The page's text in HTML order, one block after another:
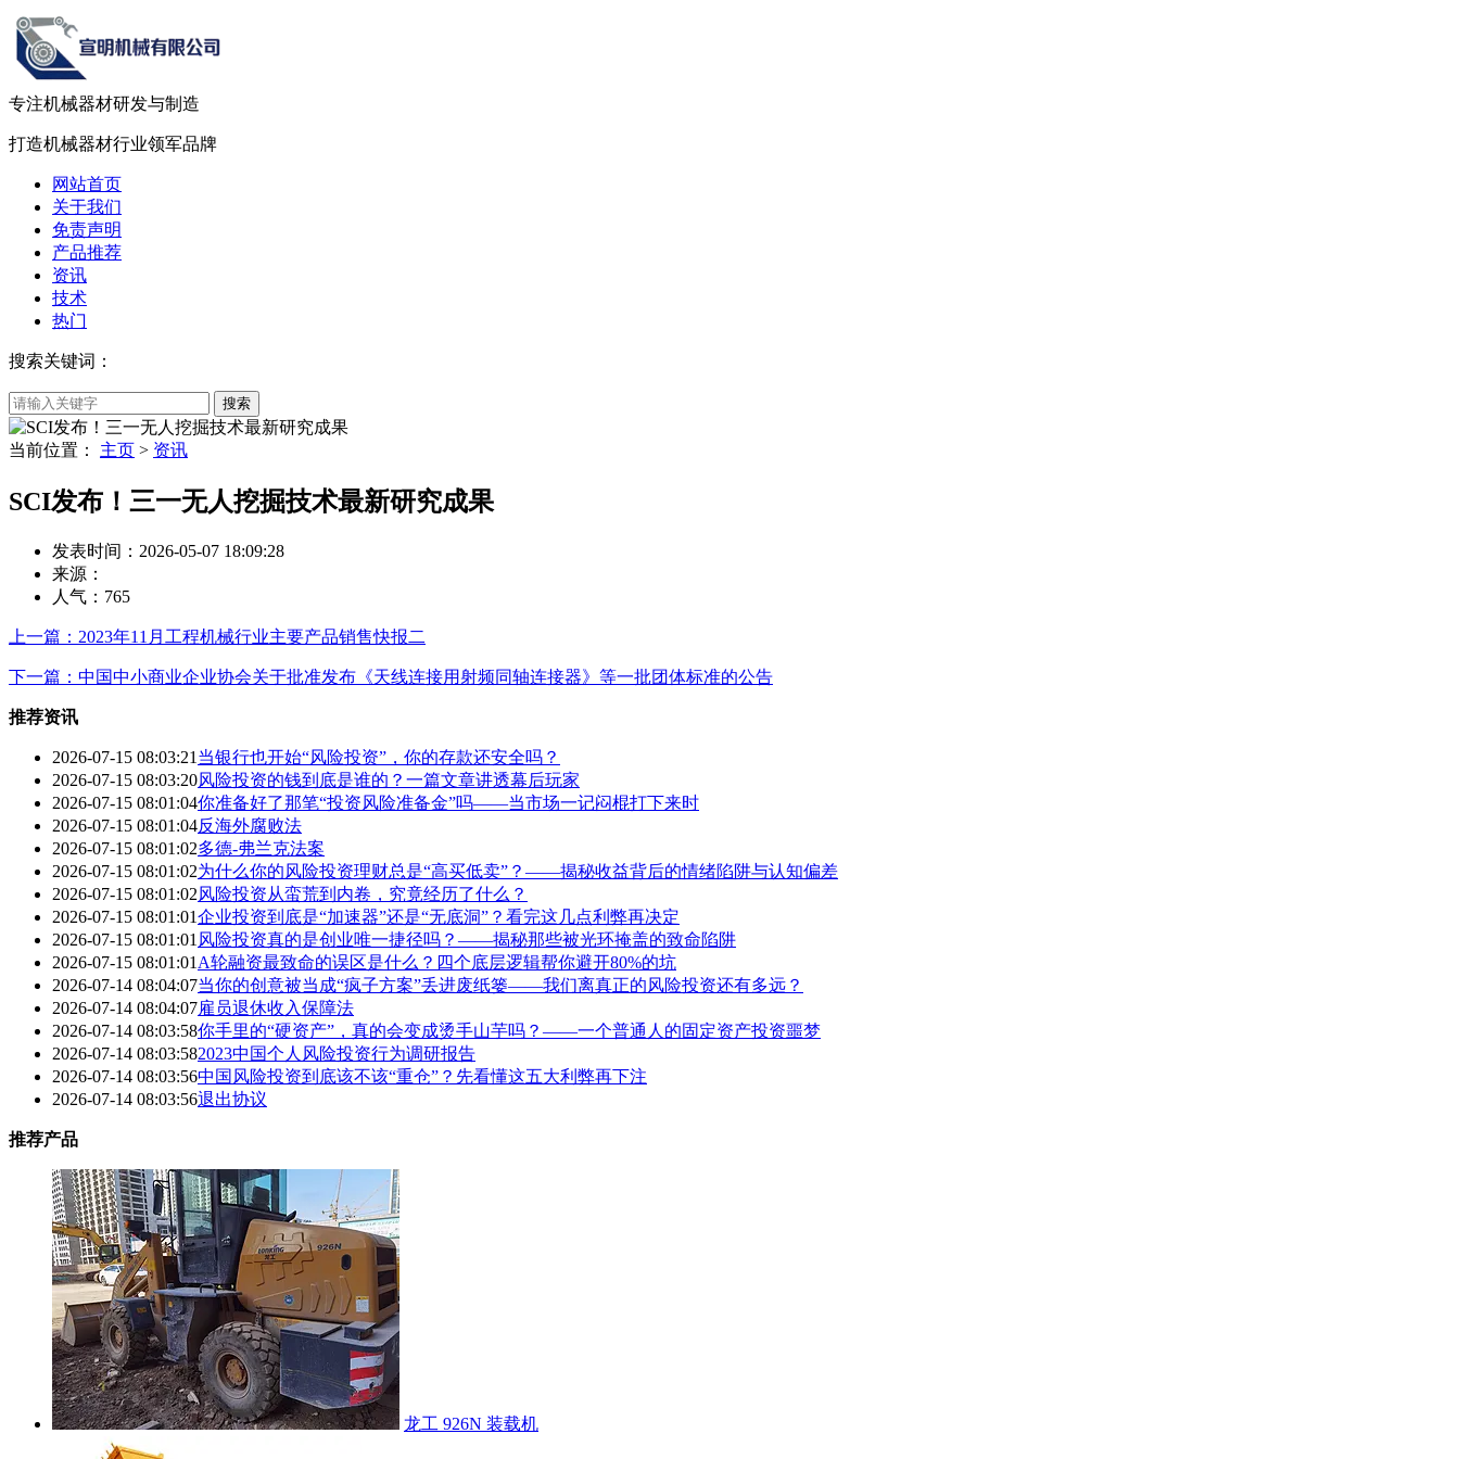
专注机械器材研发与制造
打造机械器材行业领军品牌
网站首页
关于我们
免责声明
产品推荐
资讯
技术
热门
搜索关键词：
当前位置： 主页 > 资讯
SCI发布！三一无人挖掘技术最新研究成果
发表时间：2026-05-07 18:09:28
来源：
人气： 765
上一篇：2023年11月工程机械行业主要产品销售快报二
下一篇：中国中小商业企业协会关于批准发布《天线连接用射频同轴连接器》等一批团体标准的公告
推荐资讯
2026-07-15 08:03:21 当银行也开始“风险投资”，你的存款还安全吗？
2026-07-15 08:03:20风险投资的钱到底是谁的？一篇文章讲透幕后玩家
2026-07-15 08:01:04你准备好了那笔“投资风险准备金”吗——当市场一记闷棍打下来时
2026-07-15 08:01:04反海外腐败法
2026-07-15 08:01:02多德-弗兰克法案
2026-07-15 08:01:02为什么你的风险投资理财总是“高买低卖”？——揭秘收益背后的情绪陷阱与认知偏差
2026-07-15 08:01:02风险投资从蛮荒到内卷，究竟经历了什么？
2026-07-15 08:01:01企业投资到底是“加速器”还是“无底洞”？看完这几点利弊再决定
2026-07-15 08:01:01 风险投资真的是创业唯一捷径吗？——揭秘那些被光环掩盖的致命陷阱
2026-07-15 08:01:01 A轮融资最致命的误区是什么？四个底层逻辑帮你避开80%的坑
2026-07-14 08:04:07当你的创意被当成“疯子方案”丢进废纸篓——我们离真正的风险投资还有多远？
2026-07-14 08:04:07雇员退休收入保障法
2026-07-14 08:03:58你手里的“硬资产”，真的会变成烫手山芋吗？——一个普通人的固定资产投资噩梦
2026-07-14 08:03:582023中国个人风险投资行为调研报告
2026-07-14 08:03:56中国风险投资到底该不该“重仓”？先看懂这五大利弊再下注
2026-07-14 08:03:56退出协议
推荐产品
龙工 926N 装载机